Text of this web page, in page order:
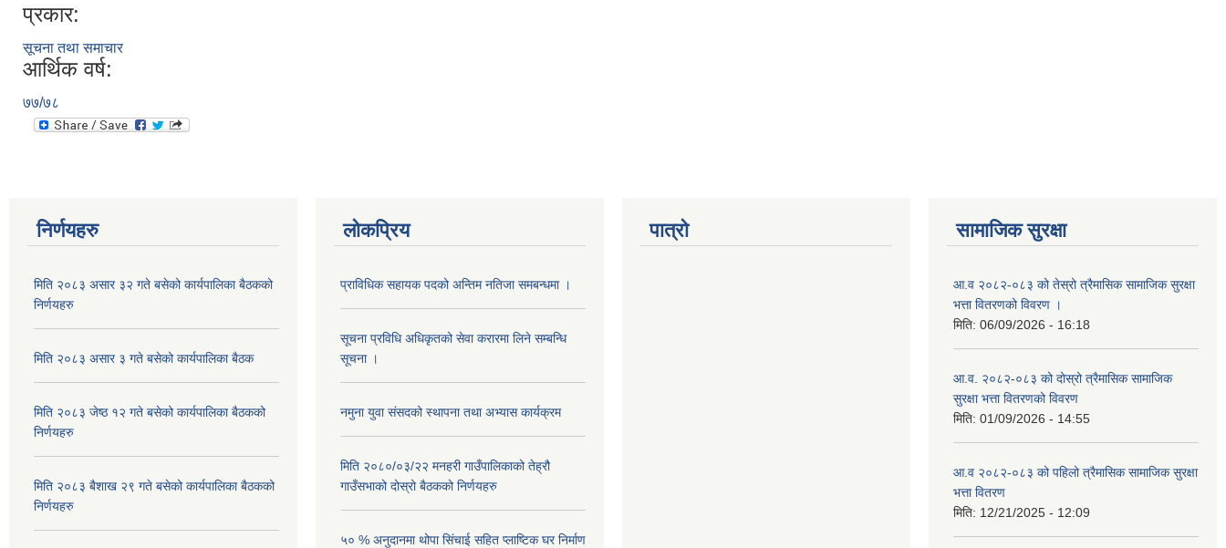
प्रकार:
सूचना तथा समाचार
आर्थिक वर्ष:
७७/७८
निर्णयहरु
मिति २०८३ असार ३२ गते बसेको कार्यपालिका बैठकको
निर्णयहरु
मिति २०८३ असार ३ गते बसेको कार्यपालिका बैठक
मिति २०८३ जेष्ठ १२ गते बसेको कार्यपालिका बैठकको
निर्णयहरु
मिति २०८३ बैशाख २९ गते बसेको कार्यपालिका बैठकको
निर्णयहरु
लोकप्रिय
प्राविधिक सहायक पदको अन्तिम नतिजा समबन्धमा ।
सूचना प्रविधि अधिकृतको सेवा करारमा लिने सम्बन्धि
सूचना ।
नमुना युवा संसदको स्थापना तथा अभ्यास कार्यक्रम
मिति २०८०/०३/२२ मनहरी गाउँपालिकाको तेह्रौ
गाउँसभाको दोस्रो बैठकको निर्णयहरु
५० % अनुदानमा थोपा सि‌ंचाई सहित प्लाष्टिक घर निर्माण
पात्रो सामाजिक सुरक्षा
आ.व २०८२-०८३ को तेस्रो त्रैमासिक सामाजिक सुरक्षा
भत्ता वितरणको विवरण ।
मिति: 06/09/2026 - 16:18
आ.व. २०८२-०८३ को दोस्रो त्रैमासिक सामाजिक
सुरक्षा भत्ता वितरणको विवरण
मिति: 01/09/2026 - 14:55
आ.व २०८२-०८३ को पहिलो त्रैमासिक सामाजिक सुरक्षा
भत्ता वितरण
मिति: 12/21/2025 - 12:09